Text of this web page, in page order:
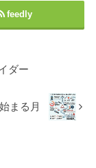
feedly
ダー
まる月